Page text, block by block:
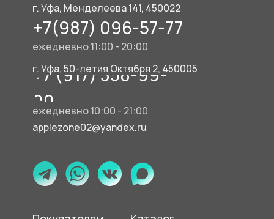
г. Уфа, Менделеева 141, 450022
+7(987) 096-57-77
г. Уфа, 50-летия Октября 2, 450005
+7 (917) 358-99-
90
ежедневно 10:00 - 21:00
applezone02@yandex.ru
ежедневно 11:00 - 20:00